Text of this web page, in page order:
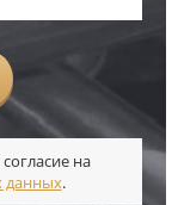
на
данных.